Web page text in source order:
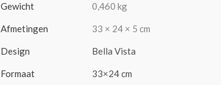
Gewicht 0,460 kg
Afmetingen 33 × 24 × 5 cm
Design Bella Vista
Formaat 33×24 cm